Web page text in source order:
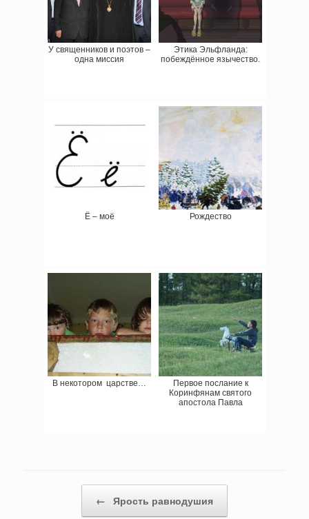
У священников и поэтов –
одна миссия
Этика Эльфланда:
побеждённое язычество.
Ё – моё Рождество
В некотором царстве…
Первое послание к
Коринфянам святого
апостола Павла
← Ярость равнодушия